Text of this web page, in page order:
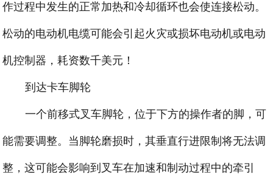
作过程中发生的正常加热和冷却循环也会使连接松动。
松动的电动机电缆可能会引起火灾或损坏电动机或电动
机控制器，耗资数千美元！
到达卡车脚轮
一个前移式叉车脚轮，位于下方的操作者的脚，可
能需要调整。当脚轮磨损时，其垂直行进限制将无法调
整，这可能会影响到叉车在加速和制动过程中的牵引